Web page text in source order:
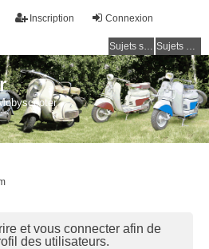
Connexion
Inscription
Sujets sans réponse Sujets actifs
et vous connecter afin de
des utilisateurs.